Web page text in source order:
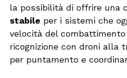
la possibilità di offrire una
stabile per i sistemi che
velocità del
ricognizione con droni alla
per puntamento e